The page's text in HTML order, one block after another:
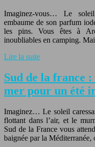
Imaginez-vous… Le
embaume de son parfum
les pins. Vous êtes à
inoubliables en camping.
Lire la suite
Sud de la france
mer pour un été
Imaginez… Le soleil
flottant dans l’air, et le
Sud de la France vous
baignée par la